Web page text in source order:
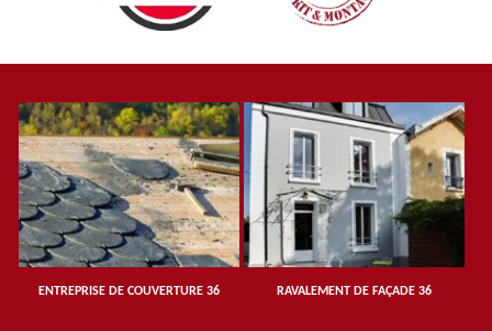
ENTREPRISE DE COUVERTURE 36 RAVALEMENT DE FAÇADE 36